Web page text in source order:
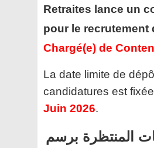
Retraites lance un
pour le recrutement
Chargé(e) de
La date limite de
candidatures est
Juin 2026.
المنتظرة برسم